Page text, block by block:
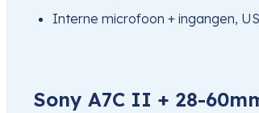
Interne microfoon + ingangen,
Sony A7C II + 28-